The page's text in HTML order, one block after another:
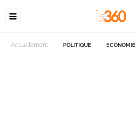
Actuellement POLITIQUE ECONOMIE